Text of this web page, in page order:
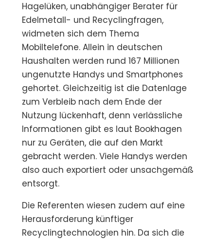
Hagelüken, unabhängiger Berater für
Edelmetall- und Recyclingfragen,
widmeten sich dem Thema
Mobiltelefone. Allein in deutschen
Haushalten werden rund 167 Millionen
ungenutzte Handys und Smartphones
gehortet. Gleichzeitig ist die Datenlage
zum Verbleib nach dem Ende der
Nutzung lückenhaft, denn verlässliche
Informationen gibt es laut Bookhagen
nur zu Geräten, die auf den Markt
gebracht werden. Viele Handys werden
also auch exportiert oder unsachgemäß
entsorgt.
Die Referenten wiesen zudem auf eine
Herausforderung künftiger
Recyclingtechnologien hin. Da sich die